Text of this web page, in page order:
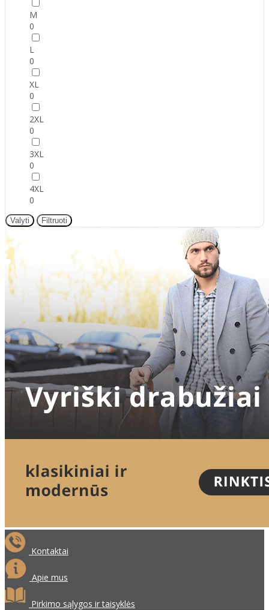
M
0
L
0
XL
0
2XL
0
3XL
0
4XL
0
Valyti Filtruoti
Kontaktai
Apie mus
Pirkimo sąlygos ir taisyklės